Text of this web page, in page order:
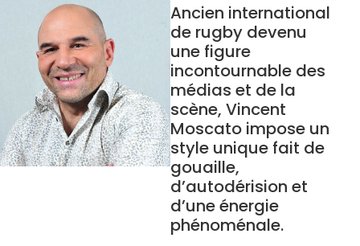
Ancien international
de rugby devenu
une figure
incontournable des
médias et de la
scène, Vincent
Moscato impose un
style unique fait de
gouaille,
d’autodérision et
d’une énergie
phénoménale.